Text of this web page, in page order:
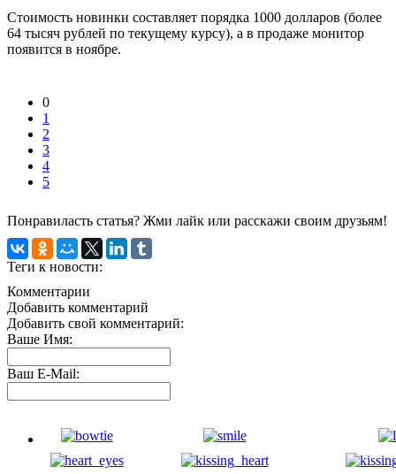
Стоимость новинки составляет порядка 1000 долларов (более
64 тысяч рублей по текущему курсу), а в продаже монитор
появится в ноябре.
0
1
2
3
4
5
Понравиласть статья? Жми лайк или расскажи своим друзьям!
Теги к новости:
Комментарии
Добавить комментарий
Добавить свой комментарий:
Ваше Имя:
Ваш E-Mail: